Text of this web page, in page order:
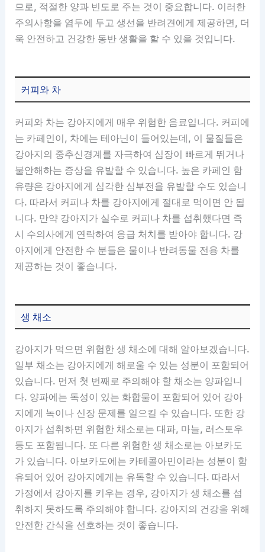
므로, 적절한 양과 빈도로 주는 것이 중요합니다. 이러한
주의사항을 염두에 두고 생선을 반려견에게 제공하면, 더
욱 안전하고 건강한 동반 생활을 할 수 있을 것입니다.
커피와 차
커피와 차는 강아지에게 매우 위험한 음료입니다. 커피에
는 카페인이, 차에는 테아닌이 들어있는데, 이 물질들은
강아지의 중추신경계를 자극하여 심장이 빠르게 뛰거나
불안해하는 증상을 유발할 수 있습니다. 높은 카페인 함
유량은 강아지에게 심각한 심부전을 유발할 수도 있습니
다. 따라서 커피나 차를 강아지에게 절대로 먹이면 안 됩
니다. 만약 강아지가 실수로 커피나 차를 섭취했다면 즉
시 수의사에게 연락하여 응급 처치를 받아야 합니다. 강
아지에게 안전한 수 분들은 물이나 반려동물 전용 차를
제공하는 것이 좋습니다.
생 채소
강아지가 먹으면 위험한 생 채소에 대해 알아보겠습니다.
일부 채소는 강아지에게 해로울 수 있는 성분이 포함되어
있습니다. 먼저 첫 번째로 주의해야 할 채소는 양파입니
다. 양파에는 독성이 있는 화합물이 포함되어 있어 강아
지에게 녹이나 신장 문제를 일으킬 수 있습니다. 또한 강
아지가 섭취하면 위험한 채소로는 대파, 마늘, 러스토우
등도 포함됩니다. 또 다른 위험한 생 채소로는 아보카도
가 있습니다. 아보카도에는 카테콜아민이라는 성분이 함
유되어 있어 강아지에게는 유독할 수 있습니다. 따라서
가정에서 강아지를 키우는 경우, 강아지가 생 채소를 섭
취하지 못하도록 주의해야 합니다. 강아지의 건강을 위해
안전한 간식을 선호하는 것이 좋습니다.